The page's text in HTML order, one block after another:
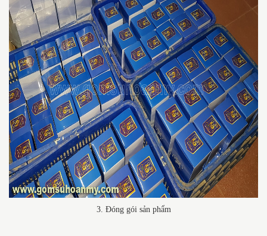
3. Đóng gói sản phẩm